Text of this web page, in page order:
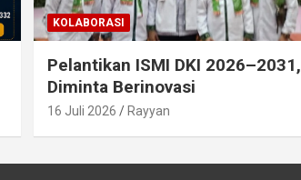
KOLABORASI
Pelantikan ISMI DKI 2026–2031,
Diminta Berinovasi
16 Juli 2026 Rayyan